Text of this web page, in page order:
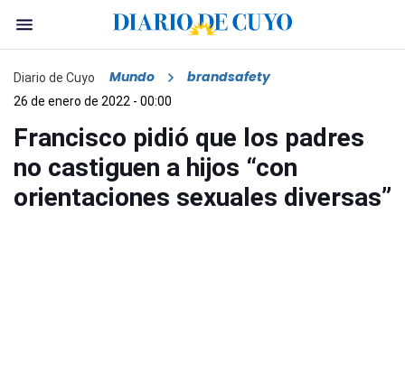
Diario de Cuyo Mundo brandsafety
26 de enero de 2022 - 00:00
Francisco pidió que los padres
no castiguen a hijos “con
orientaciones sexuales diversas”